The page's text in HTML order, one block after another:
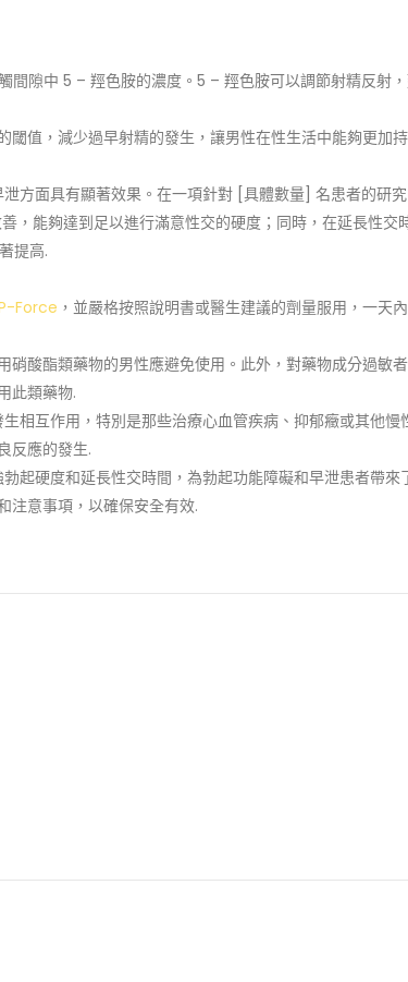
隙中 5 – 羥色胺的濃度。5 – 羥色胺可以調節射精反射
值，減少過早射精的發生，讓男性在性生活中能夠更加
方面具有顯著效果。在一項針對 [具體數量] 名患者的研
，能夠達到足以進行滿意性交的硬度；同時，在延長性交
提高.
Force ，並嚴格按照說明書或醫生建議的劑量服用，一天
酸酯類藥物的男性應避免使用。此外，對藥物成分過敏
此類藥物.
相互作用，特別是那些治療心血管疾病、抑郁癥或其他慢
反應的發生.
起硬度和延長性交時間，為勃起功能障礙和早泄患者帶來
注意事項，以確保安全有效.